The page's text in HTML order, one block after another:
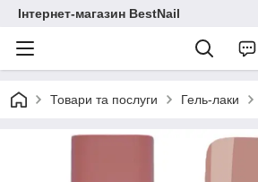
Інтернет-магазин BestNail
Товари та послуги Гель-лаки